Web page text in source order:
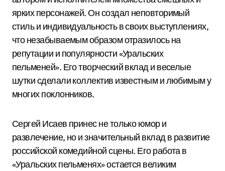
ярких персонажей. Он создал неповторимый
стиль и индивидуальность в своих выступлениях,
что незабываемым образом отразилось на
репутации и популярности «Уральских
пельменей». Его творческий вклад и веселые
шутки сделали коллектив известным и любимым у
многих поклонников.
Сергей Исаев принес не только юмор и
развлечение, но и значительный вклад в развитие
российской комедийной сцены. Его работа в
«Уральских пельменях» остается великим